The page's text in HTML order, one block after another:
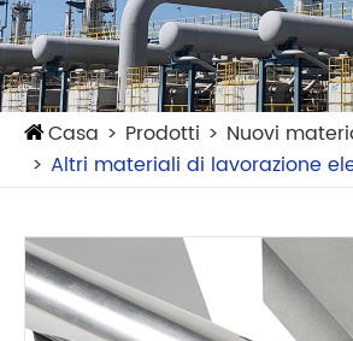
Casa Prodotti
Nuovi
Altri materiali di lavorazione